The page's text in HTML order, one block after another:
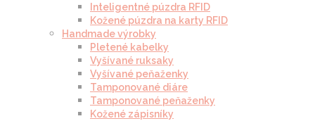
Inteligentné púzdra RFID
Kožené púzdra na karty RFID
Handmade výrobky
Pletené kabelky
Vyšívané ruksaky
Vyšívané peňaženky
Tamponované diáre
Tamponované peňaženky
Kožené zápisníky